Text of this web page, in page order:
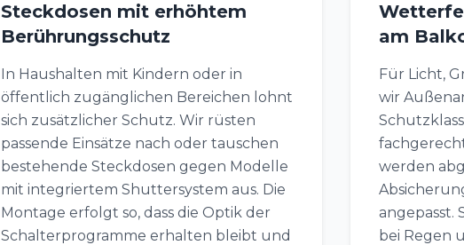
Steckdosen mit erhöhtem
Berührungsschutz
In Haushalten mit Kindern oder in
öffentlich zugänglichen Bereichen lohnt
sich zusätzlicher Schutz. Wir rüsten
passende Einsätze nach oder tauschen
bestehende Steckdosen gegen Modelle
mit integriertem Shuttersystem aus. Die
Montage erfolgt so, dass die Optik der
Schalterprogramme erhalten bleibt und
am
Für Licht,
wir
werden
angepasst.
bei Regen